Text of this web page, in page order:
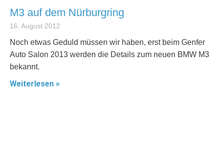
M3 auf dem Nürburgring
16. August 2012
Noch etwas Geduld müssen wir haben, erst beim Genfer
Auto Salon 2013 werden die Details zum neuen BMW M3
bekannt.
Weiterlesen »